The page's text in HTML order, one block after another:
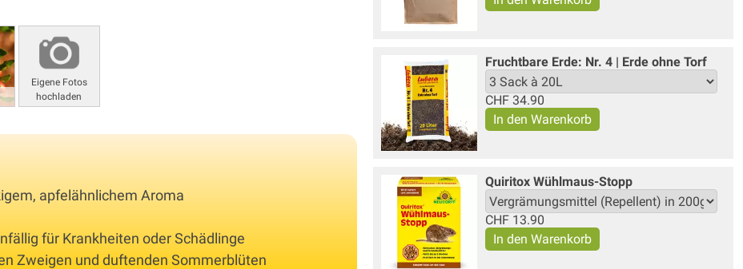
Eigene Fotos
hochladen
apfelähnlichem Aroma
für Krankheiten oder Schädlinge
Zweigen und duftenden Sommerblüten
Fruchtbare Erde: Nr. 4 | Erde ohne Torf
CHF 34.90
Quiritox Wühlmaus-Stopp
CHF 13.90